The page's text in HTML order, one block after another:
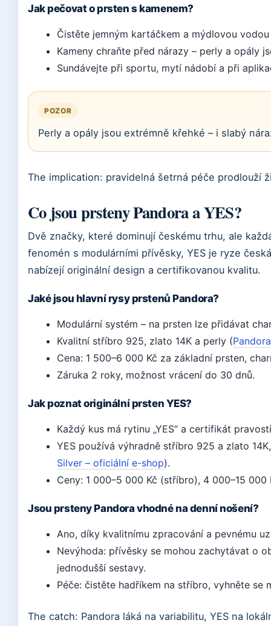
Jak pečovat o prsten s kamenem?
Čistěte jemným kartáčkem a mýdlovou
Kameny chraňte před nárazy – perly a opály
Sundávejte při sportu, mytí nádobí a při
POZOR
Perly a opály jsou extrémně křehké – i slabý
The implication: pravidelná šetrná péče prodlouží
Co jsou prsteny Pandora a YES?
Dvě značky, které dominují českému trhu, ale
fenomén s modulárními přívěsky, YES je ryze
nabízejí originální design a certifikovanou kvalitu.
Jaké jsou hlavní rysy prstenů Pandora?
Modulární systém – na prsten lze přidávat
Kvalitní stříbro 925, zlato 14K a perly (
Cena: 1 500–6 000 Kč za základní prsten,
Záruka 2 roky, možnost vrácení do 30 dnů.
Jak poznat originální prsten YES?
Každý kus má rytinu „YES“ a certifikát
YES používá výhradně stříbro 925 a zlato
Silver – oficiální e-shop).
Ceny: 1 000–5 000 Kč (stříbro), 4 000–15 000
Jsou prsteny Pandora vhodné na denní nošení?
Ano, díky kvalitnímu zpracování a pevnému
Nevýhoda: přívěsky se mohou zachytávat o
jednodušší sestavy.
Péče: čistěte hadříkem na stříbro, vyhněte se
The catch: Pandora láká na variabilitu, YES na